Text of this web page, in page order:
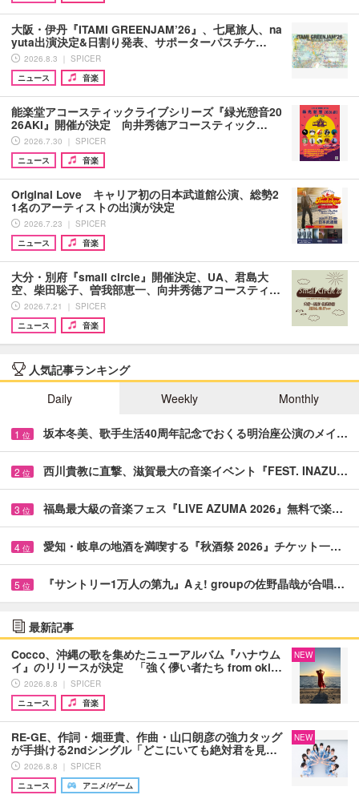
大阪・伊丹『ITAMI GREENJAM’26』、七尾旅人、na
yuta出演決定&日割り発表、サポーターパスチケ…
2026.8.3 ｜ SPICER
ニュース
音楽
能楽堂アコースティックライブシリーズ『緑光憩音20
26AKI』開催が決定 向井秀徳アコースティック…
2026.7.30 ｜ SPICER
ニュース
音楽
Original Love キャリア初の日本武道館公演、総勢2
1名のアーティストの出演が決定
2026.7.23 ｜ SPICER
ニュース
音楽
大分・別府『small circle』開催決定、UA、君島大
空、柴田聡子、曽我部恵一、向井秀徳アコースティ…
2026.7.21 ｜ SPICER
ニュース
音楽
人気記事ランキング
Daily
Weekly Monthly
1 位 坂本冬美、歌手生活40周年記念でおくる明治座公演のメイ…
2 位 西川貴教に直撃、滋賀最大の音楽イベント『FEST. INAZU…
3 位 福島最大級の音楽フェス『LIVE AZUMA 2026』無料で楽…
4 位 愛知・岐阜の地酒を満喫する『秋酒祭 2026』チケット一…
5 位 『サントリー1万人の第九』Aぇ! groupの佐野晶哉が合唱…
最新記事
Cocco、沖縄の歌を集めたニューアルバム『ハナウム
イ』のリリースが決定 「強く儚い者たち from oki…
2026.8.8 ｜ SPICER
ニュース
音楽
NEW
RE-GE、作詞・畑亜貴、作曲・山口朗彦の強力タッグ
が手掛ける2ndシングル「どこにいても絶対君を見…
2026.8.8 ｜ SPICER
ニュース
アニメ/ゲーム
NEW